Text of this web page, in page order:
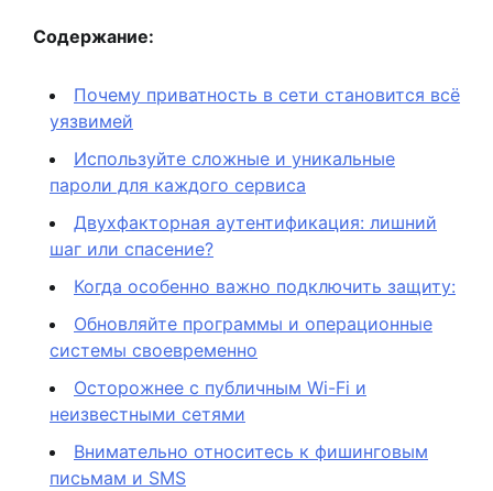
Содержание:
Почему приватность в сети становится всё
уязвимей
Используйте сложные и уникальные
пароли для каждого сервиса
Двухфакторная аутентификация: лишний
шаг или спасение?
Когда особенно важно подключить защиту:
Обновляйте программы и операционные
системы своевременно
Осторожнее с публичным Wi-Fi и
неизвестными сетями
Внимательно относитесь к фишинговым
письмам и SMS